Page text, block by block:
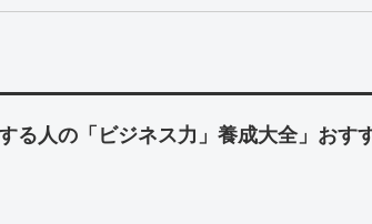
る人の「ビジネス力」養成大全」おす